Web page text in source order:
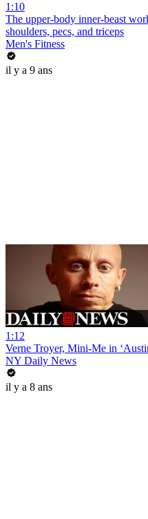
1:10
The upper-body inner-beast
shoulders, pecs, and triceps
Men's Fitness
il y a 9 ans
1:12
Verne Troyer, Mini-Me in
NY Daily News
il y a 8 ans